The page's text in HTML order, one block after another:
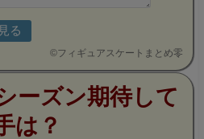
©フィギュアスケートまとめ零
ーズン期待して
は？